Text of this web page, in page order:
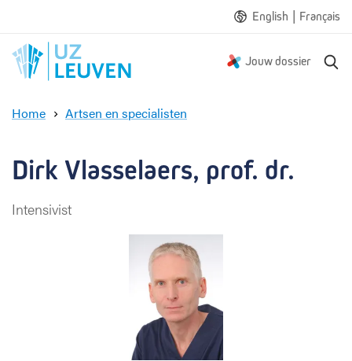
English | Français
Jouw dossier
Home Artsen en specialisten
k
s
s
e
l
a
e
r
Dirk Vlasselaers, prof. dr.
Intensivist